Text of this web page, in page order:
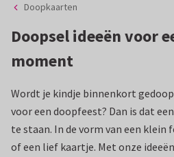
Doopkaarten
Doopsel ideeën voor
moment
Wordt je kindje binnenkort
voor een doopfeest? Dan is dat
te staan. In de vorm van een klein
of een lief kaartje. Met onze